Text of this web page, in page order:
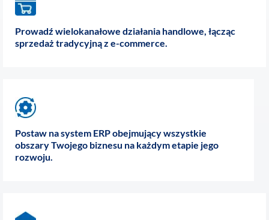
Prowadź wielokanałowe działania handlowe, łącząc
sprzedaż tradycyjną z e-commerce.
Postaw na system ERP obejmujący wszystkie
obszary Twojego biznesu na każdym etapie jego
rozwoju.